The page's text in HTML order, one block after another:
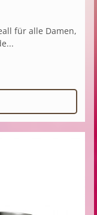
für alle Damen,